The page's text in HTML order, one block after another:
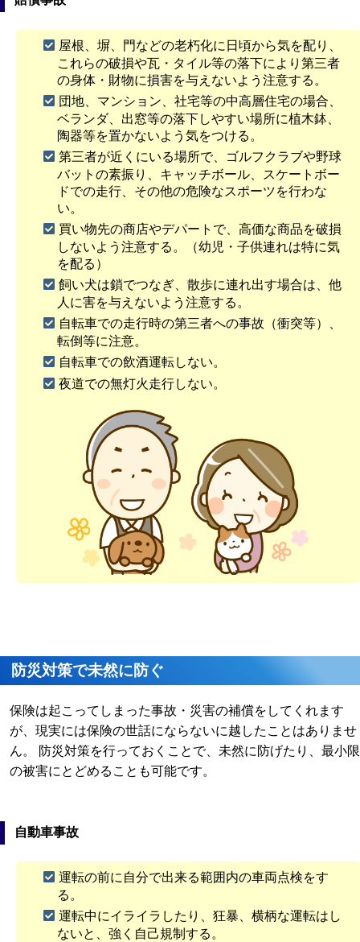
屋根、塀、門などの老朽化に日頃から気を配り、
これらの破損や瓦・タイル等の落下により第三者
の身体・財物に損害を与えないよう注意する。
団地、マンション、社宅等の中高層住宅の場合、
ベランダ、出窓等の落下しやすい場所に植木鉢、
陶器等を置かないよう気をつける。
第三者が近くにいる場所で、ゴルフクラブや野球
バットの素振り、キャッチボール、スケートボー
ドでの走行、その他の危険なスポーツを行わな
い。
買い物先の商店やデパートで、高価な商品を破損
しないよう注意する。（幼児・子供連れは特に気
を配る）
飼い犬は鎖でつなぎ、散歩に連れ出す場合は、他
人に害を与えないよう注意する。
自転車での走行時の第三者への事故（衝突等）、
転倒等に注意。
自転車での飲酒運転しない。
夜道での無灯火走行しない。
防災対策で未然に防ぐ
保険は起こってしまった事故・災害の補償をしてくれます
が、現実には保険の世話にならないに越したことはありませ
ん。 防災対策を行っておくことで、未然に防げたり、最小限
の被害にとどめることも可能です。
自動車事故
運転の前に自分で出来る範囲内の車両点検をす
る。
運転中にイライラしたり、狂暴、横柄な運転はし
ないと、強く自己規制する。